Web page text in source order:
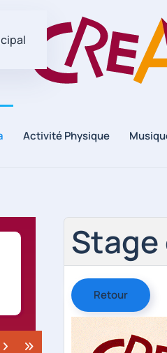
Activité Physique
Stage
Retour